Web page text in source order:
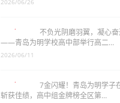
不负光阴磨羽翼，凝心
——青岛为明学校高中部
7金闪耀！青岛为明学子
斩获佳绩，高中组金牌榜全区第…